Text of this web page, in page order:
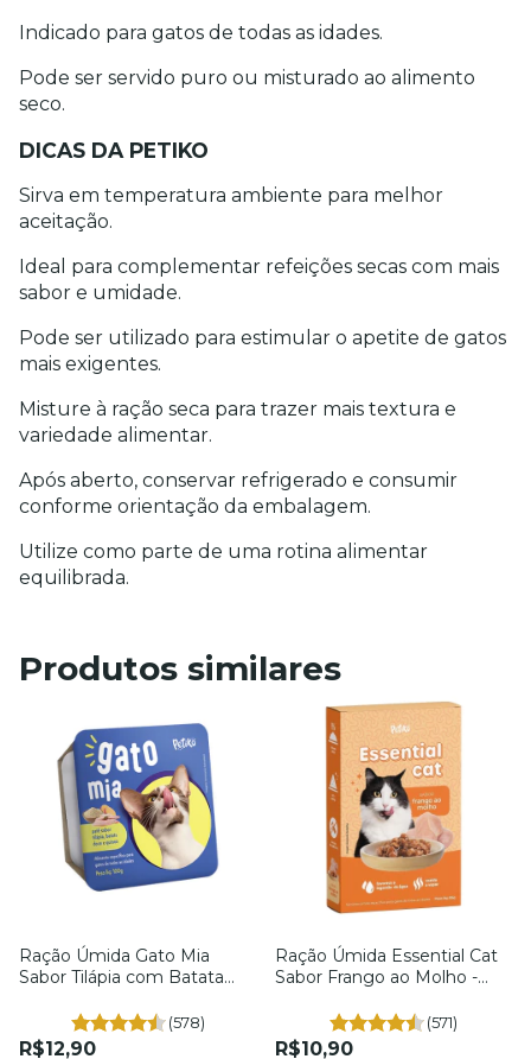
Indicado para gatos de todas as idades.
Pode ser servido puro ou misturado ao alimento
seco.
DICAS DA PETIKO
Sirva em temperatura ambiente para melhor
aceitação.
Ideal para complementar refeições secas com mais
sabor e umidade.
Pode ser utilizado para estimular o apetite de gatos
mais exigentes.
Misture à ração seca para trazer mais textura e
variedade alimentar.
Após aberto, conservar refrigerado e consumir
conforme orientação da embalagem.
Utilize como parte de uma rotina alimentar
equilibrada.
Produtos similares
Ração Úmida Gato Mia
Sabor Tilápia com Batata
- Petiko
(578)
R$12,90
Ração Úmida Essential Cat
Sabor Frango ao Molho -
(571)
R$10,90